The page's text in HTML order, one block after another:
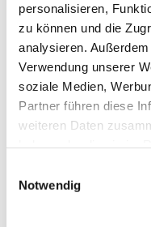
personalisieren,
zu können und die
analysieren.
Verwendung unserer
soziale Medien,
Partner führen diese
weiteren Daten
Notwendig
Spenden
Jede Spende zählt!
Aktuelle News